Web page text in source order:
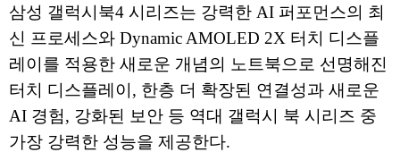
삼성 갤럭시북4 시리즈는 강력한 AI 퍼포먼스의 최
신 프로세스와 Dynamic AMOLED 2X 터치 디스플
레이를 적용한 새로운 개념의 노트북으로 선명해진
터치 디스플레이, 한층 더 확장된 연결성과 새로운
AI 경험, 강화된 보안 등 역대 갤럭시 북 시리즈 중
가장 강력한 성능을 제공한다.